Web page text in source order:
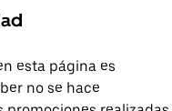
esta página es
no se hace